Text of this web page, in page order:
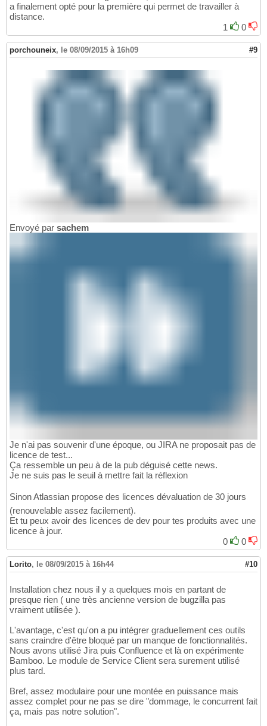
a finalement opté pour la première qui permet de travailler à
distance.
1
0
porchouneix, le 08/09/2015 à 16h09 #9
Envoyé par sachem
Je n'ai pas souvenir d'une époque, ou JIRA ne proposait pas de
licence de test...
Ça ressemble un peu à de la pub déguisé cette news.
Je ne suis pas le seuil à mettre fait la réflexion
Sinon Atlassian propose des licences dévaluation de 30 jours
(renouvelable assez facilement).
Et tu peux avoir des licences de dev pour tes produits avec une
licence à jour.
0
0
Lorito, le 08/09/2015 à 16h44 #10
Installation chez nous il y a quelques mois en partant de
presque rien ( une très ancienne version de bugzilla pas
vraiment utilisée ).
L'avantage, c'est qu'on a pu intégrer graduellement ces outils
sans craindre d'être bloqué par un manque de fonctionnalités.
Nous avons utilisé Jira puis Confluence et là on expérimente
Bamboo. Le module de Service Client sera surement utilisé
plus tard.
Bref, assez modulaire pour une montée en puissance mais
assez complet pour ne pas se dire "dommage, le concurrent fait
ça, mais pas notre solution".